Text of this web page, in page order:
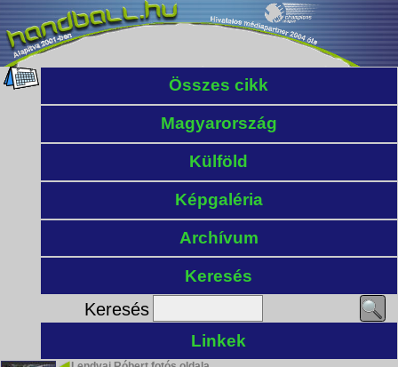
Összes cikk
Magyarország
Külföld
Képgaléria
Archívum
Keresés
Keresés
Linkek